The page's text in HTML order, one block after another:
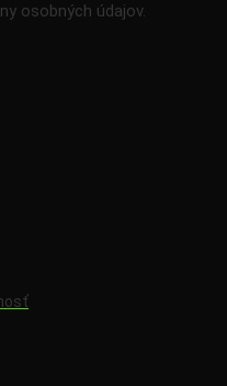
osobných údajov.